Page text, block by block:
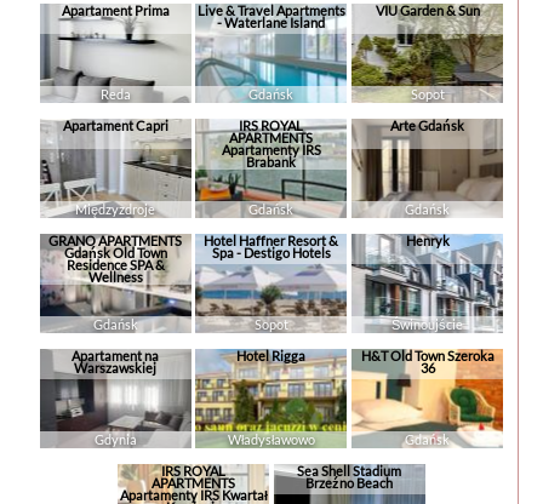
Apartament Prima
Reda
Live & Travel Apartments
- Waterlane Island
Gdańsk
VIU Garden & Sun
Sopot
Apartament Capri
Międzyzdroje
IRS ROYAL
APARTMENTS
Apartamenty IRS
Brabank
Gdańsk
Arte Gdańsk
Gdańsk
GRANO APARTMENTS
Gdańsk Old Town
Residence SPA &
Wellness
Gdańsk
Hotel Haffner Resort &
Spa - Destigo Hotels
Sopot
Henryk
Świnoujście
Apartament na
Warszawskiej
Gdynia
Hotel Rigga
Władysławowo
H&T Old Town Szeroka
36
Gdańsk
IRS ROYAL
APARTMENTS
Apartamenty IRS Kwartał
Sea Shell Stadium
Brzeźno Beach